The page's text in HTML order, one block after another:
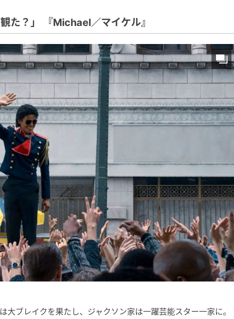
た？」 『Michael／マイケル』
大ブレイクを果たし、ジャクソン家は一躍芸能スター一家に。